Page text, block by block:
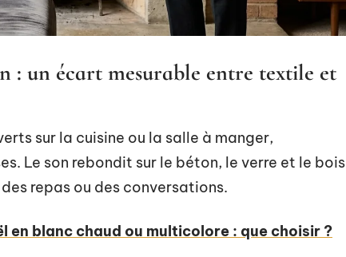
: un écart mesurable entre textile et
sur la cuisine ou la salle à manger,
Le son rebondit sur le béton, le verre et le bois
repas ou des conversations.
en blanc chaud ou multicolore : que choisir ?